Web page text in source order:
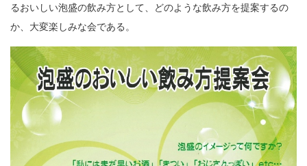
るおいしい泡盛の飲み方として、どのような飲み方を提案するの
か、大変楽しみな会である。